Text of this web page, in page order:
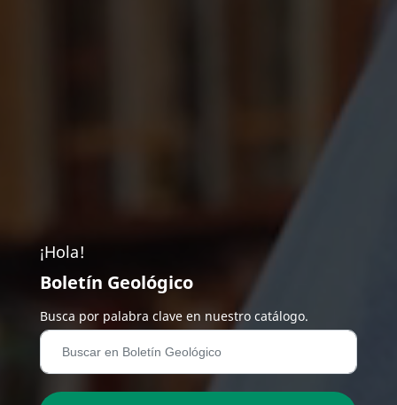
¡Hola!
Boletín Geológico
Busca por palabra clave en nuestro catálogo.